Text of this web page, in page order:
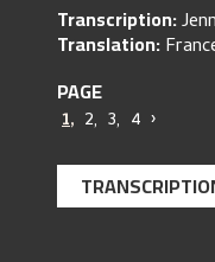
Transcription:
Translation:
PAGE
1, 2, 3, 4 ›